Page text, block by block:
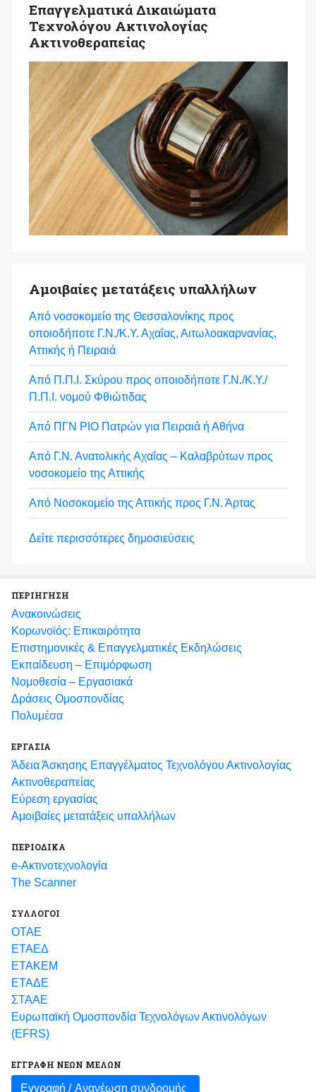
Επαγγελματικά Δικαιώματα
Τεχνολόγου Ακτινολογίας
Ακτινοθεραπείας
Αμοιβαίες μετατάξεις υπαλλήλων
Από νοσοκομείο της Θεσσαλονίκης προς
οποιοδήποτε Γ.Ν./Κ.Υ. Αχαΐας, Αιτωλοακαρνανίας,
Αττικής ή Πειραιά
Από Π.Π.Ι. Σκύρου προς οποιοδήποτε Γ.Ν./Κ.Υ./
Π.Π.Ι. νομού Φθιώτιδας
Από ΠΓΝ ΡΙΟ Πατρών για Πειραιά ή Αθήνα
Από Γ.Ν. Ανατολικής Αχαΐας – Καλαβρύτων προς
νοσοκομείο της Αττικής
Από Νοσοκομείο της Αττικής προς Γ.Ν. Άρτας
Δείτε περισσότερες δημοσιεύσεις
ΠΕΡΙΗΓΗΣΗ
Ανακοινώσεις
Κορωνοϊός: Επικαιρότητα
Eπιστημονικές & Επαγγελματικές Eκδηλώσεις
Εκπαίδευση – Επιμόρφωση
Νομοθεσία – Εργασιακά
Δράσεις Ομοσπονδίας
Πολυμέσα
ΕΡΓΑΣΙΑ
Άδεια Άσκησης Επαγγέλματος Τεχνολόγου Ακτινολογίας
Ακτινοθεραπείας
Εύρεση εργασίας
Αμοιβαίες μετατάξεις υπαλλήλων
ΠΕΡΙΟΔΙΚΑ
e-Ακτινοτεχνολογία
The Scanner
ΣΥΛΛΟΓΟΙ
ΟΤΑΕ
ΕΤΑΕΔ
ΕΤΑΚΕΜ
ΕΤΑΔΕ
ΣΤΑΑΕ
Ευρωπαϊκή Ομοσπονδία Τεχνολόγων Ακτινολόγων
(EFRS)
ΕΓΓΡΑΦΗ ΝΕΩΝ ΜΕΛΩΝ
Εγγραφή / Ανανέωση συνδρομής